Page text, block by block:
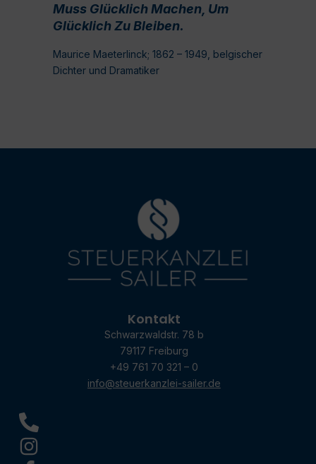
Muss Glücklich Machen, Um
Glücklich Zu Bleiben.
Maurice Maeterlinck; 1862 – 1949, belgischer
Dichter und Dramatiker
Kontakt
Schwarzwaldstr. 78 b
79117 Freiburg
+49 761 70 321 – 0
info@steuerkanzlei-sailer.de